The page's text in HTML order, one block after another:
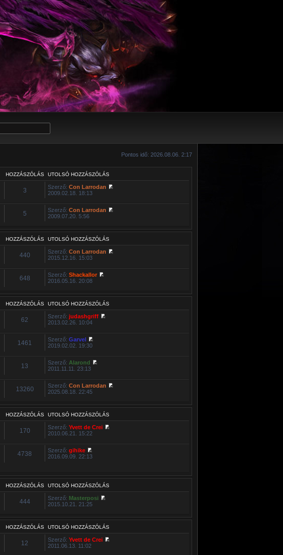
Pontos idő: 2026.08.06. 2:17
HOZZÁSZÓLÁS UTOLSÓ HOZZÁSZÓLÁS
3 Szerző:Con Larrodan
2009.02.18. 18:13
5 Szerző:Con Larrodan
2009.07.20. 5:56
HOZZÁSZÓLÁS UTOLSÓ HOZZÁSZÓLÁS
440 Szerző:Con Larrodan
2015.12.16. 15:03
648 Szerző:Shackallor
2016.05.16. 20:08
HOZZÁSZÓLÁS UTOLSÓ HOZZÁSZÓLÁS
62 Szerző:judashgriff
2013.02.26. 10:04
1461 Szerző:Garvel
2019.02.02. 19:30
13 Szerző: Alarond
2011.11.11. 23:13
13260 Szerző:Con Larrodan
2025.08.18. 22:45
HOZZÁSZÓLÁS UTOLSÓ HOZZÁSZÓLÁS
170 Szerző:Yvett de Crei
2010.06.21. 15:22
4738 Szerző:gihike
2016.09.09. 22:13
HOZZÁSZÓLÁS UTOLSÓ HOZZÁSZÓLÁS
444 Szerző: Masterposi
2015.10.21. 21:25
HOZZÁSZÓLÁS UTOLSÓ HOZZÁSZÓLÁS
12 Szerző:Yvett de Crei
2011.06.13. 11:02